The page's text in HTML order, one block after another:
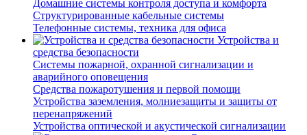
Домашние системы контроля доступа и комфорта
Структурированные кабельные системы
Телефонные системы, техника для офиса
Устройства и
средства безопасности
Системы пожарной, охранной сигнализации и
аварийного оповещения
Средства пожаротушения и первой помощи
Устройства заземления, молниезащиты и защиты от
перенапряжений
Устройства оптической и акустической сигнализации